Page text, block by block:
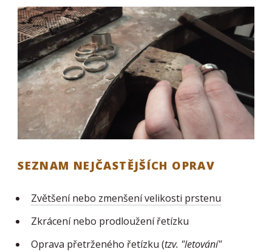
SEZNAM NEJČASTĚJŠÍCH OPRAV
Zvětšení nebo zmenšení velikosti prstenu
Zkrácení nebo prodloužení řetízku
Oprava přetrženého řetízku (tzv. "letování"